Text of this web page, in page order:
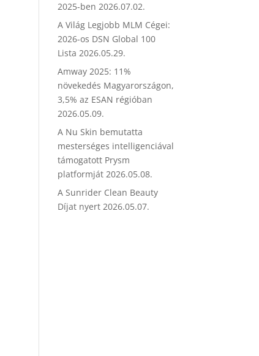
2025-ben 2026.07.02.
A Világ Legjobb MLM Cégei:
2026-os DSN Global 100
Lista 2026.05.29.
Amway 2025: 11%
növekedés Magyarországon,
3,5% az ESAN régióban
2026.05.09.
A Nu Skin bemutatta
mesterséges intelligenciával
támogatott Prysm
platformját 2026.05.08.
A Sunrider Clean Beauty
Díjat nyert 2026.05.07.